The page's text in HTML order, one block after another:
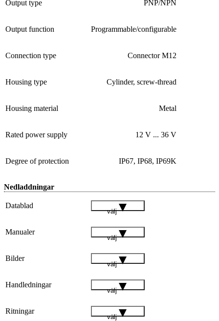
Output type PNP/NPN
Output function Programmable/configurable
Connection type Connector M12
Housing type Cylinder, screw-thread
Housing material Metal
Rated power supply 12 V ... 36 V
Degree of protection IP67, IP68, IP69K
Nedladdningar
Datablad
välj
Manualer
välj
Bilder
välj
Handledningar
välj
Ritningar
välj